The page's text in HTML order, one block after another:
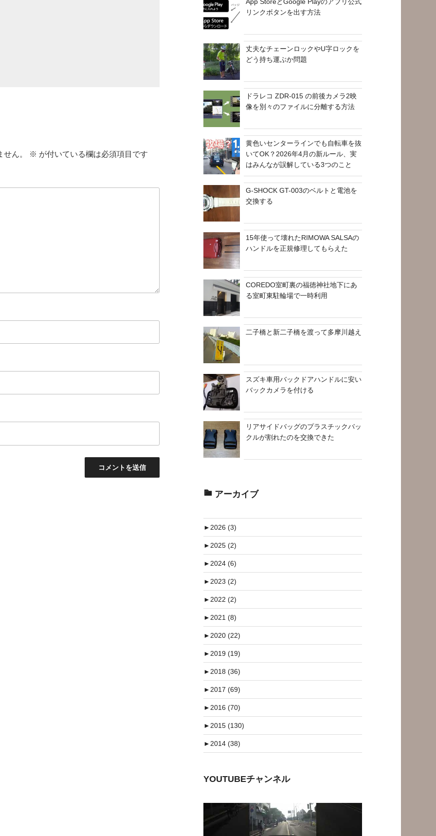
ん。 ※ が付いている欄は必須項目です
リンクボタンを出す方法
丈夫なチェーンロックやU字ロックを
どう持ち運ぶか問題
ドラレコ ZDR-015 の前後カメラ2映
像を別々のファイルに分離する方法
黄色いセンターラインでも自転車を抜
いてOK？2026年4月の新ルール、実
はみんなが誤解している3つのこと
G-SHOCK GT-003のベルトと電池を
交換する
15年使って壊れたRIMOWA SALSAの
ハンドルを正規修理してもらえた
COREDO室町裏の福徳神社地下にあ
る室町東駐輪場で一時利用
二子橋と新二子橋を渡って多摩川越え
スズキ車用バックドアハンドルに安い
バックカメラを付ける
リアサイドバッグのプラスチックバッ
クルが割れたのを交換できた
アーカイブ
►2026 (3)
►2025 (2)
►2024 (6)
►2023 (2)
►2022 (2)
►2021 (8)
►2020 (22)
►2019 (19)
►2018 (36)
►2017 (69)
►2016 (70)
►2015 (130)
►2014 (38)
YOUTUBEチャンネル